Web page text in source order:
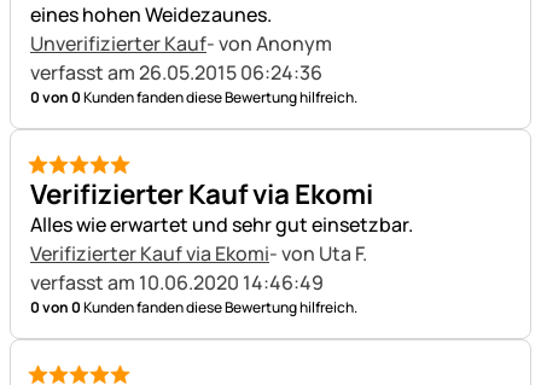
eines hohen Weidezaunes.
Unverifizierter Kauf- von Anonym
verfasst am 26.05.2015 06:24:36
0 von 0Kunden fanden diese Bewertung hilfreich.
5 von 5
Verifizierter Kauf via Ekomi
Alles wie erwartet und sehr gut einsetzbar.
Verifizierter Kauf via Ekomi- von Uta F.
verfasst am 10.06.2020 14:46:49
0 von 0Kunden fanden diese Bewertung hilfreich.